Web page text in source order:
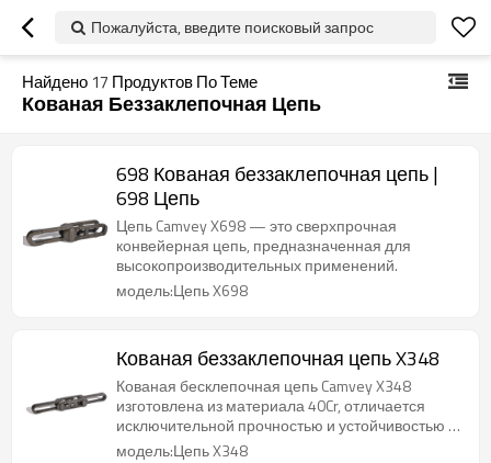
Пожалуйста, введите поисковый запрос
Найдено 17 Продуктов По Теме
Кованая Беззаклепочная Цепь
698 Кованая беззаклепочная цепь |
698 Цепь
Цепь Camvey X698 — это сверхпрочная
конвейерная цепь, предназначенная для
высокопроизводительных применений.
модель:Цепь X698
Кованая беззаклепочная цепь X348
Кованая бесклепочная цепь Camvey X348
изготовлена из материала 40Cr, отличается
исключительной прочностью и устойчивостью к
износу.
модель:Цепь X348